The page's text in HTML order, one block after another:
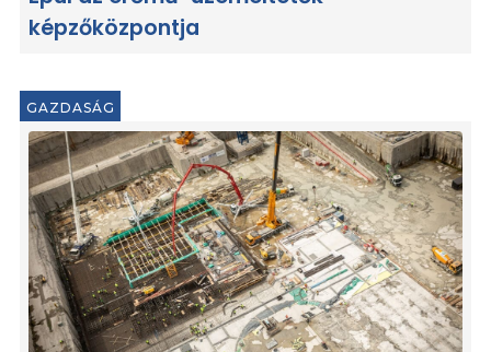
képzőközpontja
GAZDASÁG